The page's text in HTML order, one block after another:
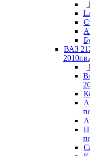
ВАЗ
2010г.в.